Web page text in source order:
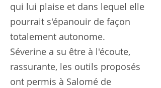
qui lui plaise et dans lequel elle
pourrait s'épanouir de façon
totalement autonome.
Séverine a su être à l'écoute,
rassurante, les outils proposés
ont permis à Salomé de